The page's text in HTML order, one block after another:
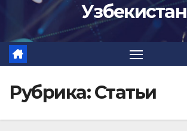
Узбекистан
Рубрика:Статьи